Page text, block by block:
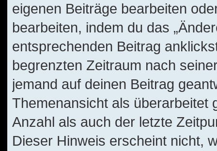
eigenen Beiträge bearbeiten
bearbeiten, indem du das
entsprechenden Beitrag
begrenzten Zeitraum nach
jemand auf deinen Beitrag
Themenansicht als überarbeitet
Anzahl als auch der letzte
Dieser Hinweis erscheint nicht,